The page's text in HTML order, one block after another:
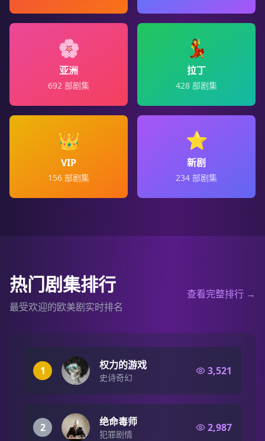
🌸
亚洲
692 部剧集
💃
拉丁
428 部剧集
👑
VIP
156 部剧集
⭐
新剧
234 部剧集
热门剧集排行
最受欢迎的欧美剧实时排名
查看完整排行 →
1 权力的游戏
史诗奇幻
3,521
2 绝命毒师
犯罪剧情
2,987